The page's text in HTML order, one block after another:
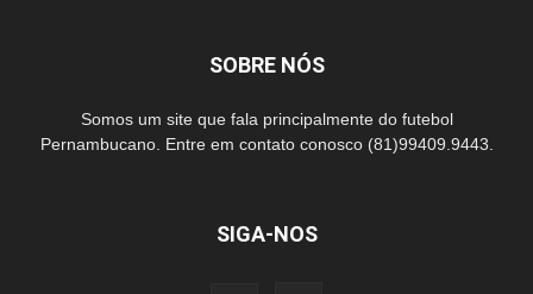
SOBRE NÓS
Somos um site que fala principalmente do futebol
Pernambucano. Entre em contato conosco (81)99409.9443.
SIGA-NOS